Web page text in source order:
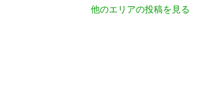
他のエリアの投稿を見る